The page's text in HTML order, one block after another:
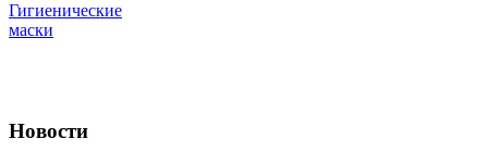
Гигиенические
маски
Новости